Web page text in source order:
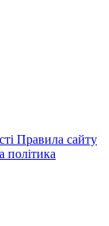
Правила сайту
політика